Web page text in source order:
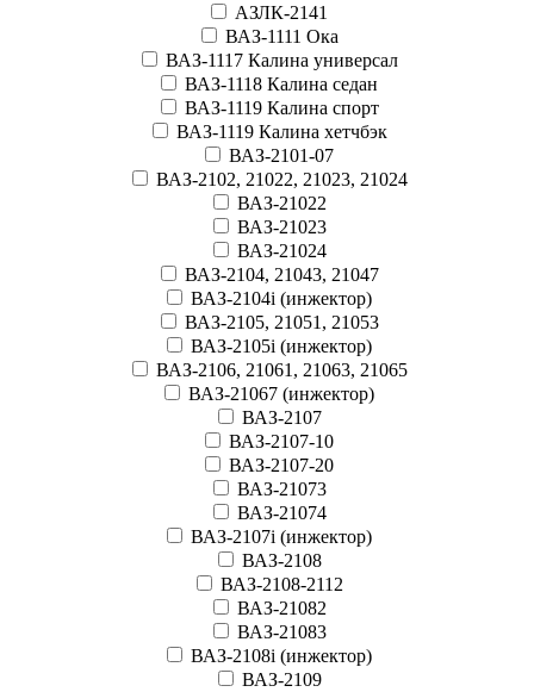
АЗЛК-2141
ВАЗ-1111 Ока
ВАЗ-1117 Калина универсал
ВАЗ-1118 Калина седан
ВАЗ-1119 Калина спорт
ВАЗ-1119 Калина хетчбэк
ВАЗ-2101-07
ВАЗ-2102, 21022, 21023, 21024
ВАЗ-21022
ВАЗ-21023
ВАЗ-21024
ВАЗ-2104, 21043, 21047
ВАЗ-2104i (инжектор)
ВАЗ-2105, 21051, 21053
ВАЗ-2105i (инжектор)
ВАЗ-2106, 21061, 21063, 21065
ВАЗ-21067 (инжектор)
ВАЗ-2107
ВАЗ-2107-10
ВАЗ-2107-20
ВАЗ-21073
ВАЗ-21074
ВАЗ-2107i (инжектор)
ВАЗ-2108
ВАЗ-2108-2112
ВАЗ-21082
ВАЗ-21083
ВАЗ-2108i (инжектор)
ВАЗ-2109